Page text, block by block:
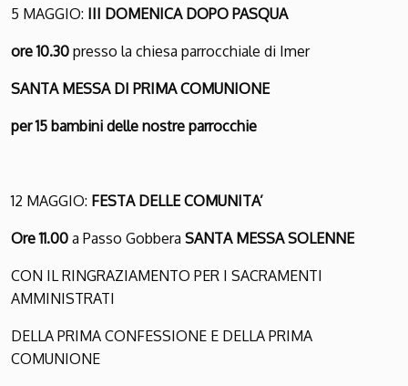
5 MAGGIO: III DOMENICA DOPO PASQUA
ore 10.30 presso la chiesa parrocchiale di Imer
SANTA MESSA DI PRIMA COMUNIONE
per 15 bambini delle nostre parrocchie
12 MAGGIO: FESTA DELLE COMUNITA’
Ore 11.00 a Passo Gobbera SANTA MESSA SOLENNE
CON IL RINGRAZIAMENTO PER I SACRAMENTI
AMMINISTRATI
DELLA PRIMA CONFESSIONE E DELLA PRIMA
COMUNIONE